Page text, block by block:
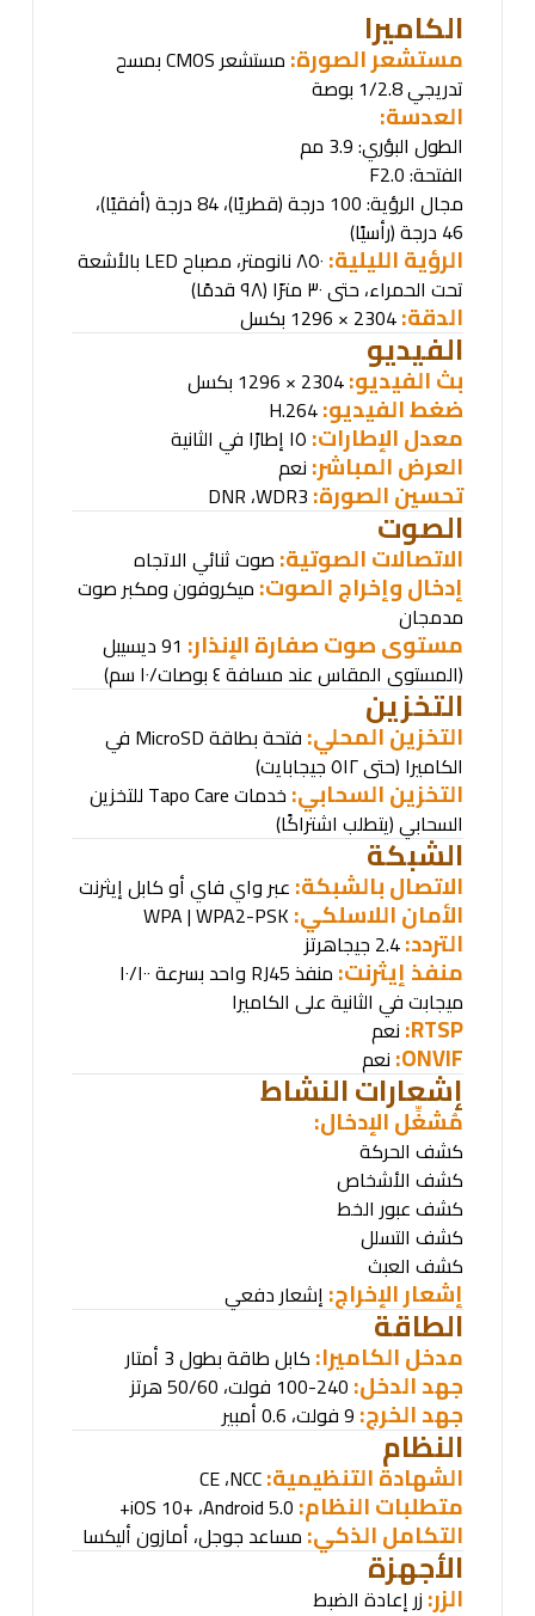
الكاميرا
مستشعر الصورة: مستشعرCMOS
بمسح
تدريجي 1/2.8 بوصة
العدسة:
الطول البؤري: 3.9 مم
الفتحة: F2.0
مجال الرؤية: 100 درجة (قطريًا)، 84 درجة (أفقيًا)،
46 درجة (رأسيًا)
الرؤية الليلية:
بالأشعة
تحت الحمراء، حتى ٣٠ مترًا (٩٨ قدمًا)
الدقة:2304 × 1296 بكسل
الفيديو
بث الفيديو:2304 × 1296 بكسل
ضغط الفيديو:
H.264
معدل الإطارات:
العرض المباشر: نعم
تحسين الصورة: DNR ،WDR
الصوت
الاتصالات الصوتية: صوت ثنائي الاتجاه
إدخال وإخراج الصوت: ميكروفون ومكبر صوت
مدمجان
مستوى صوت صفارة الإنذار:
91 ديسيبل
(المستوى المقاس عند مسافة ٤ بوصات/١٠ سم)
التخزين
التخزين المحلي: فتحة بطاقة
في
الكاميرا (حتى ٥١٢ جيجابايت)
التخزين السحابي: خدمات
للتخزين
السحابي (يتطلب اشتراكًا)
الشبكة
الاتصال بالشبكة: عبر واي فاي أو كابل إيثرنت
الأمان اللاسلكي:
التردد:2.4 جيجاهرتز
منفذ إيثرنت: منفذ
واحد بسرعة ١٠/١٠٠
ميجابت في الثانية على الكاميرا
RTSP: نعم
ONVIF: نعم
إشعارات النشاط
مُشغِّل الإدخال:
كشف الحركة
كشف الأشخاص
كشف عبور الخط
كشف التسلل
كشف العبث
إشعار الإخراج: إشعار دفعي
الطاقة
مدخل الكاميرا: كابل طاقة بطول 3 أمتار
جهد الدخل:
جهد الخرج:
النظام
الشهادة التنظيمية:
CE ،NCC
متطلبات النظام: ،Android 5.0+
التكامل الذكي:مساعد جوجل، أمازون أليكسا
الأجهزة
الزر: زر إعادة الضبط